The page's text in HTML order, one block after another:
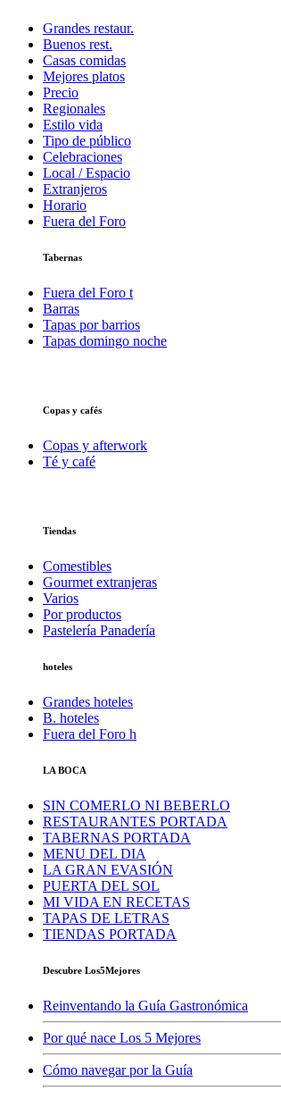
Grandes restaur.
Buenos rest.
Casas comidas
Mejores platos
Precio
Regionales
Estilo vida
Tipo de público
Celebraciones
Local / Espacio
Extranjeros
Horario
Fuera del Foro
Tabernas
Fuera del Foro t
Barras
Tapas por barrios
Tapas domingo noche
Copas y cafés
Copas y afterwork
Té y café
Tiendas
Comestibles
Gourmet extranjeras
Varios
Por productos
Pastelería Panadería
hoteles
Grandes hoteles
B. hoteles
Fuera del Foro h
LA BOCA
SIN COMERLO NI BEBERLO
RESTAURANTES PORTADA
TABERNAS PORTADA
MENU DEL DIA
LA GRAN EVASIÓN
PUERTA DEL SOL
MI VIDA EN RECETAS
TAPAS DE LETRAS
TIENDAS PORTADA
Descubre Los5Mejores
Reinventando la Guía Gastronómica
Por qué nace Los 5 Mejores
Cómo navegar por la Guía